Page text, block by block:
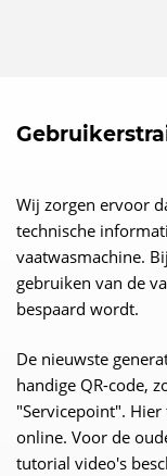
Wij zorgen ervoor
technische
vaatwasmachine.
gebruiken van de
bespaard wordt.
De nieuwste
handige QR-code,
"Servicepoint".
online. Voor de
tutorial video's